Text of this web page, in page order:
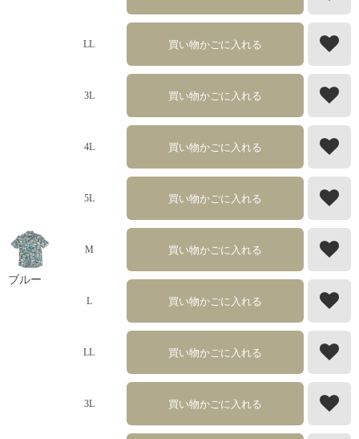
LL 買い物かごに入れる
3L 買い物かごに入れる
4L 買い物かごに入れる
5L 買い物かごに入れる
ブルー
M 買い物かごに入れる
L 買い物かごに入れる
LL 買い物かごに入れる
3L 買い物かごに入れる